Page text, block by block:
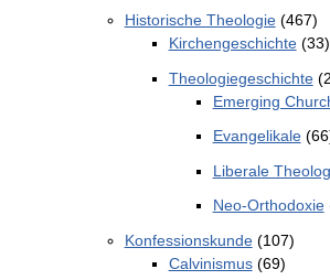
Historische Theologie(467)
Kirchengeschichte(33)
Theologiegeschichte
Emerging
Evangelikale
Liberale
Neo-Orthodoxie
Konfessionskunde(107)
Calvinismus(69)